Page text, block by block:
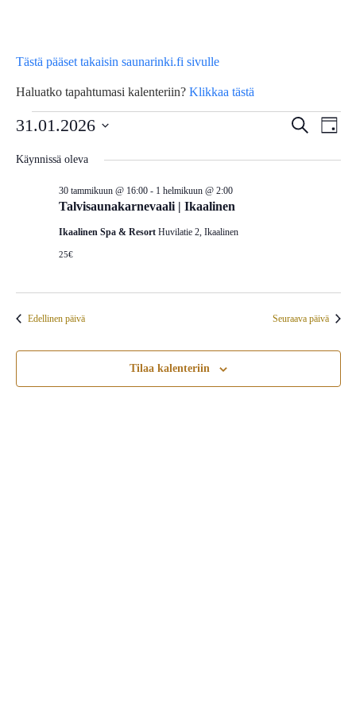
Tästä pääset takaisin saunarinki.fi sivulle
Haluatko tapahtumasi kalenteriin? Klikkaa tästä
Tapahtumat
for
tammikuun,
2026
Etsi
Päivä
31.01.2026
Käynnissä oleva
Talvisaunakarnevaali | Ikaalinen
30 tammikuun @ 16:00- 1 helmikuun @ 2:00
Ikaalinen Spa & Resort Huvilatie 2, Ikaalinen
25€
Edellinen päivä Seuraava päivä
Tilaa kalenteriin